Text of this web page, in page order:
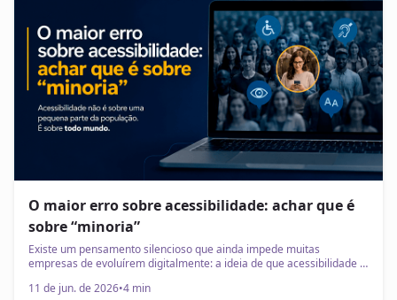
O maior erro sobre acessibilidade: achar que é
sobre “minoria”
Existe um pensamento silencioso que ainda impede muitas
empresas de evoluírem digitalmente: a ideia de que acessibilidade é
adaptação específica ou uma pauta secundária.
11 de jun. de 2026•4 min